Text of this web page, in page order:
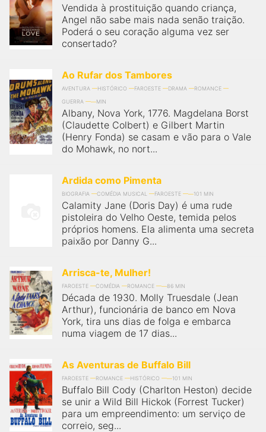
Vendida à prostituição quando criança,
Angel não sabe mais nada senão traição.
Poderá o seu coração alguma vez ser
consertado?
Ao Rufar dos Tambores
AVENTURA HISTÓRICO FAROESTE DRAMA
ROMANCE
GUERRA
MIN
Albany, Nova York, 1776. Magdelana Borst
(Claudette Colbert) e Gilbert Martin
(Henry Fonda) se casam e vão para o Vale
do Mohawk, no nort...
Ardida como Pimenta
BIOGRAFIA COMÉDIA MUSICAL FAROESTE 101 MIN
Calamity Jane (Doris Day) é uma rude
pistoleira do Velho Oeste, temida pelos
próprios homens. Ela alimenta uma secreta
paixão por Danny G...
Arrisca-te, Mulher!
FAROESTE COMÉDIA ROMANCE 86 MIN
Década de 1930. Molly Truesdale (Jean
Arthur), funcionária de banco em Nova
York, tira uns dias de folga e embarca
numa viagem de 17 dias...
As Aventuras de Buffalo Bill
FAROESTE ROMANCE HISTÓRICO 101 MIN
Buffalo Bill Cody (Charlton Heston) decide
se unir a Wild Bill Hickok (Forrest Tucker)
para um empreendimento: um serviço de
correio, seg...